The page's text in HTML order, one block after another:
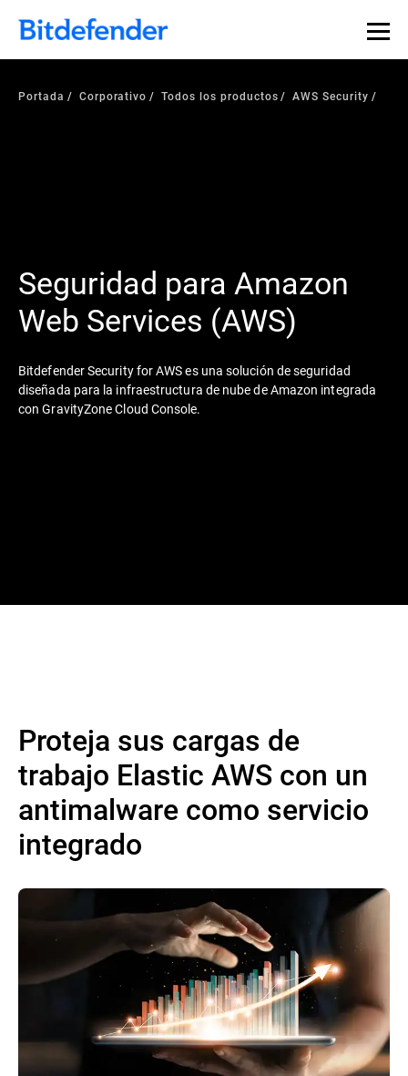
Portada Corporativo Todos los productos AWS Security
Seguridad para Amazon
Web Services (AWS)
Bitdefender Security for AWS es una solución de seguridad
diseñada para la infraestructura de nube de Amazon integrada
con GravityZone Cloud Console.
Proteja sus cargas de
trabajo Elastic AWS con un
antimalware como servicio
integrado